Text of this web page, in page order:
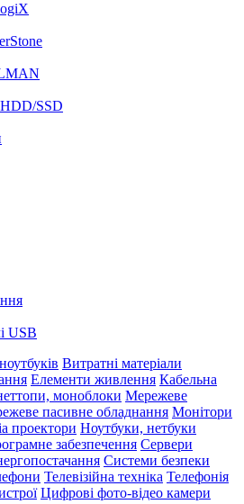
SSD
USB
Витратні матеріали
Елементи живлення Кабельна
моноблоки Мережеве
пасивне обладнання Монітори
проектори Ноутбуки, нетбуки
забезпечення Сервери
Системи безпеки
Телевізійна техніка Телефонія
Цифрові фото-відео камери